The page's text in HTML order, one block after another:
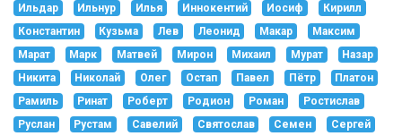
Ильдар
Ильнур Илья Иннокентий Иосиф
Кирилл
Константин
Кузьма Лев Леонид Макар
Максим
Марат
Марк Матвей Мирон Михаил Мурат
Назар
Никита
Николай Олег Остап Павел Пётр
Платон
Рамиль
Ринат Роберт Родион Роман
Ростислав
Руслан
Рустам Савелий Святослав Семен
Сергей